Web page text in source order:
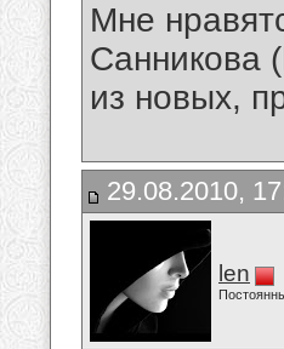
Мне
Санникова
из новых,
29.08.2010,
len